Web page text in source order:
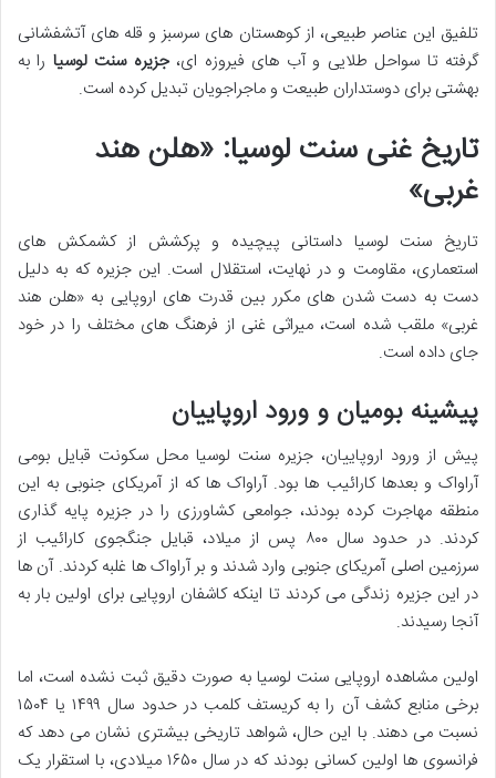
تلفیق این عناصر طبیعی، از کوهستان های سرسبز و قله های آتشفشانی
گرفته تا سواحل طلایی و آب های فیروزه ای،جزیره سنت لوسیا را به
بهشتی برای دوستداران طبیعت و ماجراجویان تبدیل کرده است.
تاریخ غنی سنت لوسیا: «هلن هند
غربی»
تاریخ سنت لوسیا داستانی پیچیده و پرکشش از کشمکش های
استعماری، مقاومت و در نهایت، استقلال است. این جزیره که به دلیل
دست به دست شدن های مکرر بین قدرت های اروپایی به «هلن هند
غربی» ملقب شده است، میراثی غنی از فرهنگ های مختلف را در خود
جای داده است.
پیشینه بومیان و ورود اروپاییان
پیش از ورود اروپاییان، جزیره سنت لوسیا محل سکونت قبایل بومی
آراواک و بعدها کارائیب ها بود. آراواک ها که از آمریکای جنوبی به این
منطقه مهاجرت کرده بودند، جوامعی کشاورزی را در جزیره پایه گذاری
کردند. در حدود سال ۸۰۰ پس از میلاد، قبایل جنگجوی کارائیب از
سرزمین اصلی آمریکای جنوبی وارد شدند و بر آراواک ها غلبه کردند. آن ها
در این جزیره زندگی می کردند تا اینکه کاشفان اروپایی برای اولین بار به
آنجا رسیدند.
اولین مشاهده اروپایی سنت لوسیا به صورت دقیق ثبت نشده است، اما
برخی منابع کشف آن را به کریستف کلمب در حدود سال ۱۴۹۹ یا ۱۵۰۴
نسبت می دهند. با این حال، شواهد تاریخی بیشتری نشان می دهد که
فرانسوی ها اولین کسانی بودند که در سال ۱۶۵۰ میلادی، با استقرار یک